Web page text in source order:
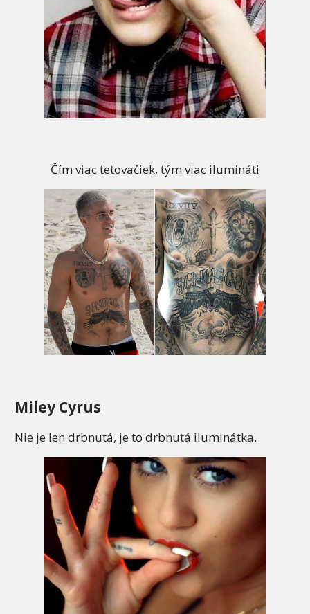
Čím viac tetovačiek, tým viac ilumináti
Miley Cyrus
Nie je len drbnutá, je to drbnutá iluminátka.